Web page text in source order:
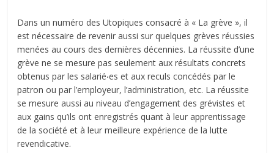
Dans un numéro des Utopiques consacré à « La grève », il
est nécessaire de revenir aussi sur quelques grèves réussies
menées au cours des dernières décennies. La réussite d’une
grève ne se mesure pas seulement aux résultats concrets
obtenus par les salarié‧es et aux reculs concédés par le
patron ou par l’employeur, l’administration, etc. La réussite
se mesure aussi au niveau d’engagement des grévistes et
aux gains qu’ils ont enregistrés quant à leur apprentissage
de la société et à leur meilleure expérience de la lutte
revendicative.